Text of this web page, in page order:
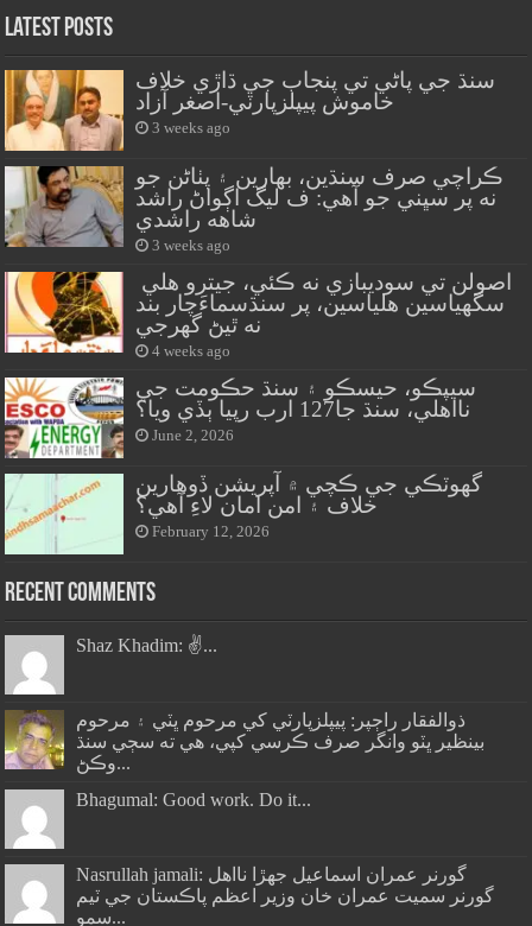
Latest Posts
سنڌ جي پاڻي تي پنجاب جي ڌاڙي خلاف
خاموش پيپلزپارٽي-اصغر آزاد
3 weeks ago
ڪراچي صرف سنڌين، بهارين ۽ پٺاڻن جو
نه پر سڀني جو آهي: ف ليگ اڳواڻ راشد
شاهه راشدي
3 weeks ago
سگهياسين هلياسين، پر سنڌسماءَچار بند
نه ٿيڻ گهرجي
4 weeks ago
سيپڪو، حيسڪو ۽ سنڌ حڪومت جي
نااهلي، سنڌ جا127 ارب رپيا ٻڏي ويا؟
June 2, 2026
گهوٽڪي جي ڪچي ۾ آپريشن ڏوهارين
خلاف ۽ امن امان لاءِ آهي؟
February 12, 2026
Recent Comments
Shaz Khadim: ✌️...
ذوالفقار راڄپر: پيپلزپارٽي کي مرحوم ڀٽي ۽ مرحوم
بينظير ڀٽو وانگر صرف ڪرسي کپي، هي ته سڄي سنڌ
وڪڻ...
Bhagumal: Good work. Do it...
Nasrullah jamali: گورنر عمران اسماعيل جھڙا نااهل
گورنر سميت عمران خان وزير اعظم پاڪستان جي ٽيم
سمو...